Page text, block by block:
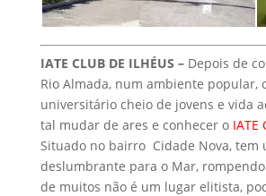
IATE CLUB DE ILHÉUS – Depois de
Rio Almada, num ambiente popular,
universitário cheio de jovens e vida
tal mudar de ares e conhecer o IATE
Situado no bairro Cidade Nova, tem
deslumbrante para o Mar,
de muitos não é um lugar elitista,